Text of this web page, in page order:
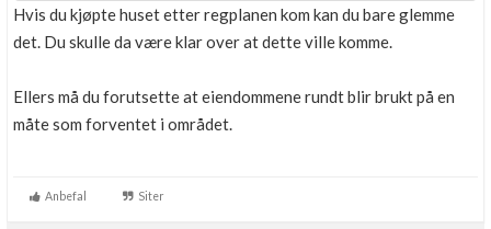
Hvis du kjøpte huset etter regplanen kom kan du bare glemme
det. Du skulle da være klar over at dette ville komme.
Ellers må du forutsette at eiendommene rundt blir brukt på en
måte som forventet i området.
Anbefal Siter